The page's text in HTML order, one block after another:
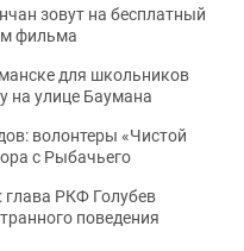
зовут на бесплатный
фильма
для школьников
на улице Баумана
волонтеры «Чистой
с Рыбачьего
РКФ Голубев
поведения